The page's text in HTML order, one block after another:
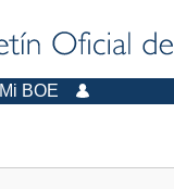
Mi BOE